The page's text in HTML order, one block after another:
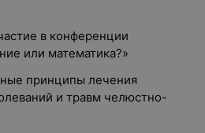
в конференции
или математика?»
принципы лечения
и травм челюстно-